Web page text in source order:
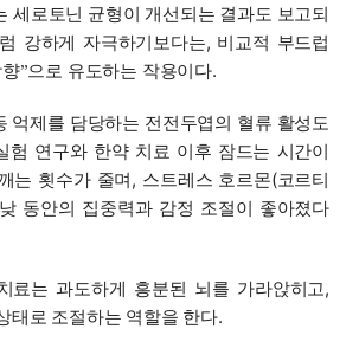
세로토닌 균형이 개선되는 결과도 보고되
강하게 자극하기보다는, 비교적 부드럽
”으로 유도하는 작용이다.
억제를 담당하는 전전두엽의 혈류 활성도
험 연구와 한약 치료 이후 잠드는 시간이
는 횟수가 줄며, 스트레스 호르몬(코르티
동안의 집중력과 감정 조절이 좋아졌다
료는 과도하게 흥분된 뇌를 가라앉히고,
태로 조절하는 역할을 한다.